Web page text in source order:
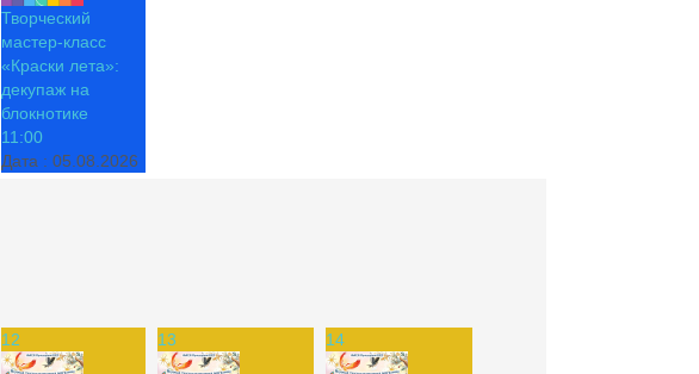
Творческий
мастер-класс
«Краски лета»:
декупаж на
блокнотике
11:00
Дата : 05.08.2026
12 13 14